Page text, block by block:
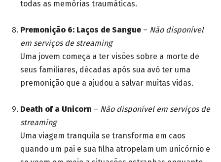
todas as memórias traumáticas.
Premonição 6: Laços de Sangue – Não disponível
em serviços de streaming
Uma jovem começa a ter visões sobre a morte de
seus familiares, décadas após sua avó ter uma
premonição que a ajudou a salvar muitas vidas.
Death of a Unicorn – Não disponível em serviços de
streaming
Uma viagem tranquila se transforma em caos
quando um pai e sua filha atropelam um unicórnio e